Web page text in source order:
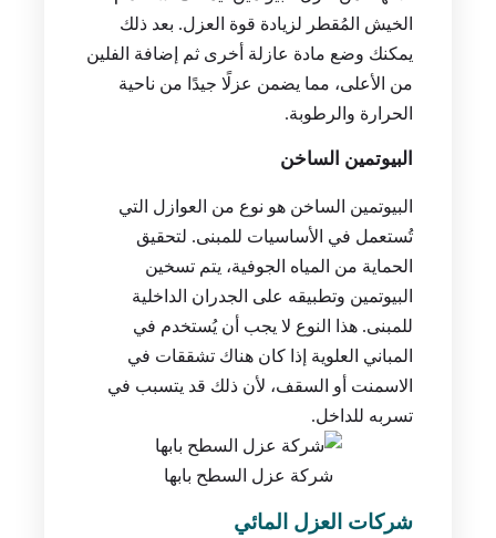
الخيش المُقطر لزيادة قوة العزل. بعد ذلك
يمكنك وضع مادة عازلة أخرى ثم إضافة الفلين
من الأعلى، مما يضمن عزلًا جيدًا من ناحية
الحرارة والرطوبة.
البيوتمين الساخن
البيوتمين الساخن هو نوع من العوازل التي
تُستعمل في الأساسيات للمبنى. لتحقيق
الحماية من المياه الجوفية، يتم تسخين
البيوتمين وتطبيقه على الجدران الداخلية
للمبنى. هذا النوع لا يجب أن يُستخدم في
المباني العلوية إذا كان هناك تشققات في
الاسمنت أو السقف، لأن ذلك قد يتسبب في
تسربه للداخل.
شركة عزل السطح بابها
شركات العزل المائي